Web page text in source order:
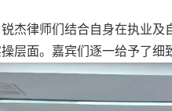
律师们结合自身在执业及
层面。嘉宾们逐一给予了细